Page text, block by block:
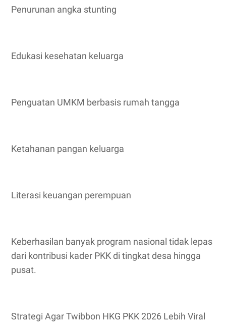
Penurunan angka stunting
Edukasi kesehatan keluarga
Penguatan UMKM berbasis rumah tangga
Ketahanan pangan keluarga
Literasi keuangan perempuan
Keberhasilan banyak program nasional tidak lepas
dari kontribusi kader PKK di tingkat desa hingga
pusat.
Strategi Agar Twibbon HKG PKK 2026 Lebih Viral